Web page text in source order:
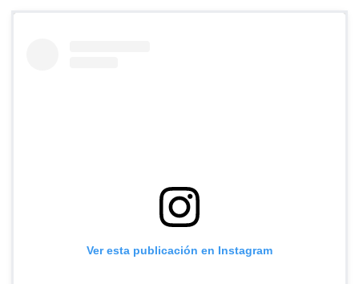
Ver esta publicación en Instagram